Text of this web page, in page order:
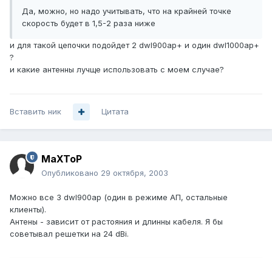
Да, можно, но надо учитывать, что на крайней точке
скорость будет в 1,5-2 раза ниже
и для такой цепочки подойдет 2 dwl900ap+ и один dwl1000ap+
?
и какие антенны лучще использовать с моем случае?
Вставить ник Цитата
MaXToP
Опубликовано 29 октября, 2003
Можно все 3 dwl900ap (один в режиме АП, остальные
клиенты).
Антены - зависит от растояния и длинны кабеля. Я бы
советывал решетки на 24 dBi.